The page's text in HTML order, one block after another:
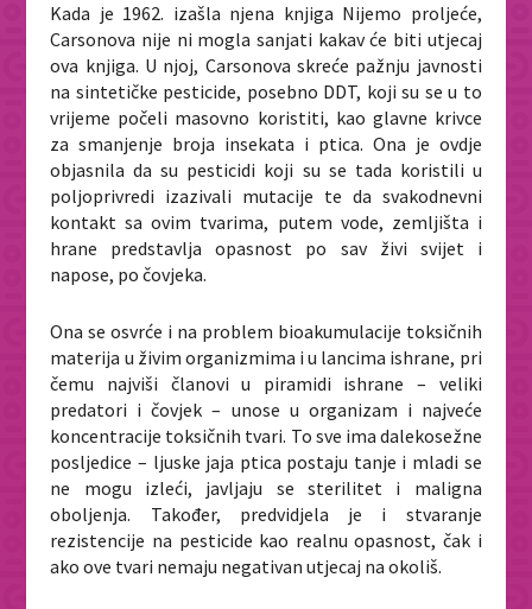
Kada je 1962. izašla njena knjiga Nijemo proljeće,
Carsonova nije ni mogla sanjati kakav će biti utjecaj
ova knjiga. U njoj, Carsonova skreće pažnju javnosti
na sintetičke pesticide, posebno DDT, koji su se u to
vrijeme počeli masovno koristiti, kao glavne krivce
za smanjenje broja insekata i ptica. Ona je ovdje
objasnila da su pesticidi koji su se tada koristili u
poljoprivredi izazivali mutacije te da svakodnevni
kontakt sa ovim tvarima, putem vode, zemljišta i
hrane predstavlja opasnost po sav živi svijet i
napose, po čovjeka.
Ona se osvrće i na problem bioakumulacije toksičnih
materija u živim organizmima i u lancima ishrane, pri
čemu najviši članovi u piramidi ishrane – veliki
predatori i čovjek – unose u organizam i najveće
koncentracije toksičnih tvari. To sve ima dalekosežne
posljedice – ljuske jaja ptica postaju tanje i mladi se
ne mogu izleći, javljaju se sterilitet i maligna
oboljenja. Također, predvidjela je i stvaranje
rezistencije na pesticide kao realnu opasnost, čak i
ako ove tvari nemaju negativan utjecaj na okoliš.